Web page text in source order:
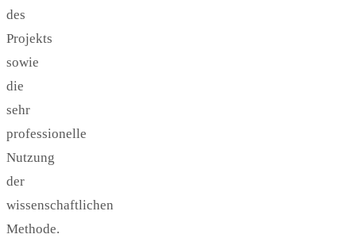
des
Projekts
sowie
die
sehr
professionelle
Nutzung
der
wissenschaftlichen
Methode.